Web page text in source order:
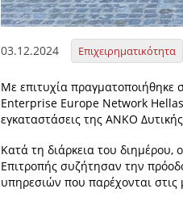
03.12.2024 Επιχειρηματικότητα
Με επιτυχία πραγματοποιήθηκε
Enterprise Europe Network
εγκαταστάσεις της ANKO
Κατά τη διάρκεια του διημέρου,
Επιτροπής συζήτησαν την
υπηρεσιών που παρέχονται στις